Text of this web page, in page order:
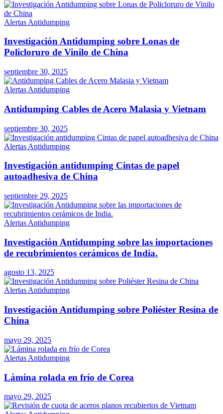
Alertas Antidumping
Investigación Antidumping sobre Lonas de
Policloruro de Vinilo de China
septiembre 30, 2025
Alertas Antidumping
Antidumping Cables de Acero Malasia y Vietnam
septiembre 30, 2025
Alertas Antidumping
Investigación antidumping Cintas de papel
autoadhesiva de China
septiembre 29, 2025
Alertas Antidumping
Investigación Antidumping sobre las importaciones
de recubrimientos cerámicos de India.
agosto 13, 2025
Alertas Antidumping
Investigación Antidumping sobre Poliéster Resina de
China
mayo 29, 2025
Alertas Antidumping
Lámina rolada en frío de Corea
mayo 29, 2025